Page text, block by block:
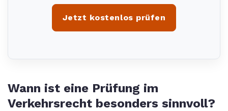
Jetzt kostenlos prüfen
Wann ist eine Prüfung im
Verkehrsrecht besonders sinnvoll?